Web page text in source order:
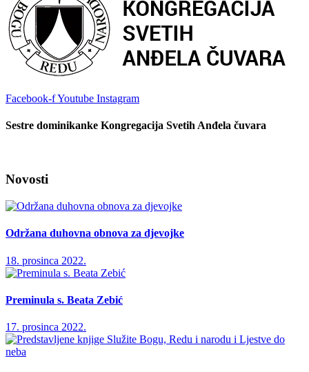
Facebook-fYoutube Instagram
Sestre dominikanke Kongregacija Svetih Anđela čuvara
Novosti
Održana duhovna obnova za djevojke
18. prosinca 2022.
Preminula s. Beata Zebić
17. prosinca 2022.